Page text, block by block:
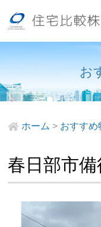
お
ホーム > おすすめ
春日部市備